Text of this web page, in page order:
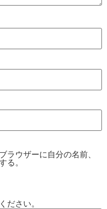
ラウザーに自分の名前、
る。
ださい。